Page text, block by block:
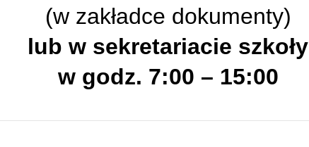
(w zakładce dokumenty)
lub w sekretariacie szkoły
w godz. 7:00 – 15:00